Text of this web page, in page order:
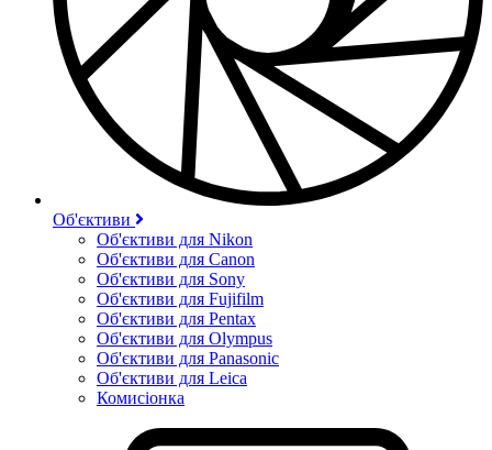
Об'єктиви
Об'єктиви для Nikon
Об'єктиви для Canon
Об'єктиви для Sony
Об'єктиви для Fujifilm
Об'єктиви для Pentax
Об'єктиви для Olympus
Об'єктиви для Panasonic
Об'єктиви для Leica
Комисіонка